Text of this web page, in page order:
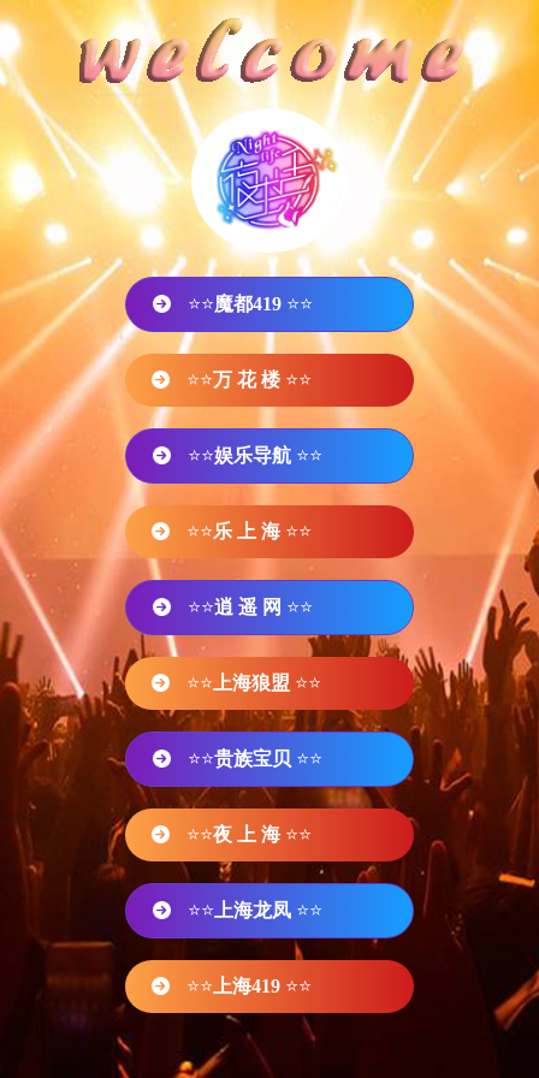
⭐⭐魔都419 ⭐⭐
⭐⭐万 花 楼 ⭐⭐
⭐⭐娱乐导航 ⭐⭐
⭐⭐乐 上 海 ⭐⭐
⭐⭐逍 遥 网 ⭐⭐
⭐⭐ 上海狼盟 ⭐⭐
⭐⭐贵族宝贝 ⭐⭐
⭐⭐夜 上 海 ⭐⭐
⭐⭐ 上海龙凤 ⭐⭐
⭐⭐ 上海419 ⭐⭐